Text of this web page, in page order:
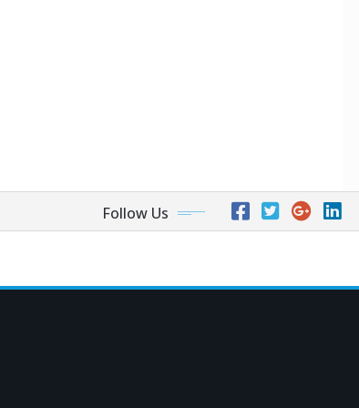
Follow Us